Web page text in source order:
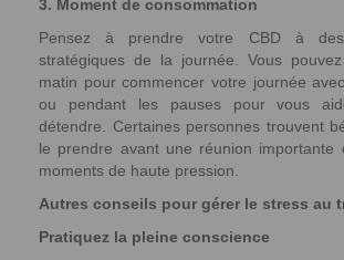
3. Moment de consommation
Pensez à prendre votre CBD à des
stratégiques de la journée. Vous pouvez
matin pour commencer votre journée
ou pendant les pauses pour vous
détendre. Certaines personnes trouvent
le prendre avant une réunion importante
moments de haute pression.
Autres conseils pour gérer le stress au
Pratiquez la pleine conscience